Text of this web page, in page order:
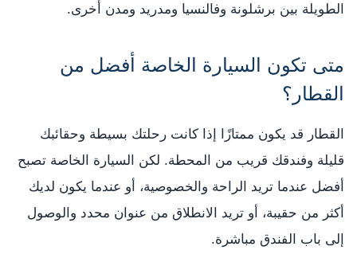
الطويلة بين برشلونة وفالنسيا ومدريد ومدن أخرى.
متى تكون السيارة الخاصة أفضل من
القطار؟
القطار قد يكون ممتازًا إذا كانت رحلتك بسيطة وحقائبك
قليلة وفندقك قريب من المحطة. لكن السيارة الخاصة تصبح
أفضل عندما تريد الراحة والخصوصية، أو عندما يكون لديك
أكثر من حقيبة، أو تريد الانطلاق من عنوان محدد والوصول
إلى باب الفندق مباشرة.